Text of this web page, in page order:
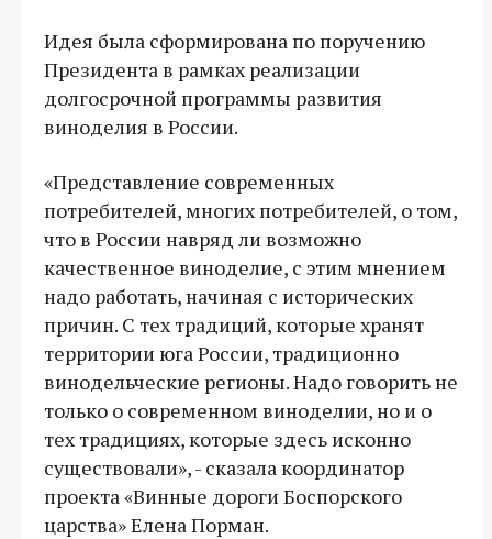
Идея была сформирована по поручению
Президента в рамках реализации
долгосрочной программы развития
виноделия в России.
«Представление современных
потребителей, многих потребителей, о том,
что в России навряд ли возможно
качественное виноделие, с этим мнением
надо работать, начиная с исторических
причин. С тех традиций, которые хранят
территории юга России, традиционно
винодельческие регионы. Надо говорить не
только о современном виноделии, но и о
тех традициях, которые здесь исконно
существовали», - сказала координатор
проекта «Винные дороги Боспорского
царства» Елена Порман.